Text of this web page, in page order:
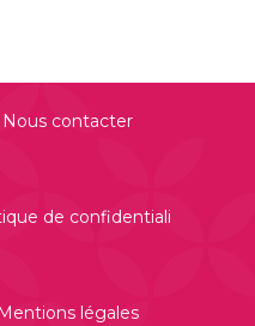
Nous contacter
de confidentialité
Mentions légales